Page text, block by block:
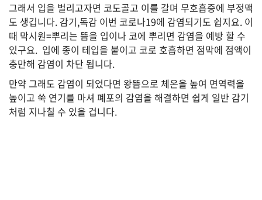
법
률
주
택/
부
동
산
그래서 입을 벌리고자면 코도골고 이를 갈며 무호흡증에 부정맥
도 생깁니다. 감기,독감 이번 코로나19에 감염되기도 쉽지요. 이
때 막시원=뿌리는 뜸을 입이나 코에 뿌리면 감염을 예방 할 수
있구요. 입에 종이 테입을 붙이고 코로 호흡하면 점막에 점액이
충만해 감염이 차단 됩니다.
만약 그래도 감염이 되었다면 왕뜸으로 체온을 높여 면역력을
높이고 쑥 연기를 마셔 폐포의 감염을 해결하면 쉽게 일반 감기
처럼 지나칠 수 있을 겁니다.